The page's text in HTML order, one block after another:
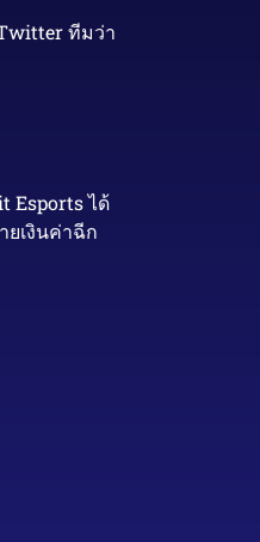
ทีมว่า
Esports ได้
ยเงินค่าฉีก